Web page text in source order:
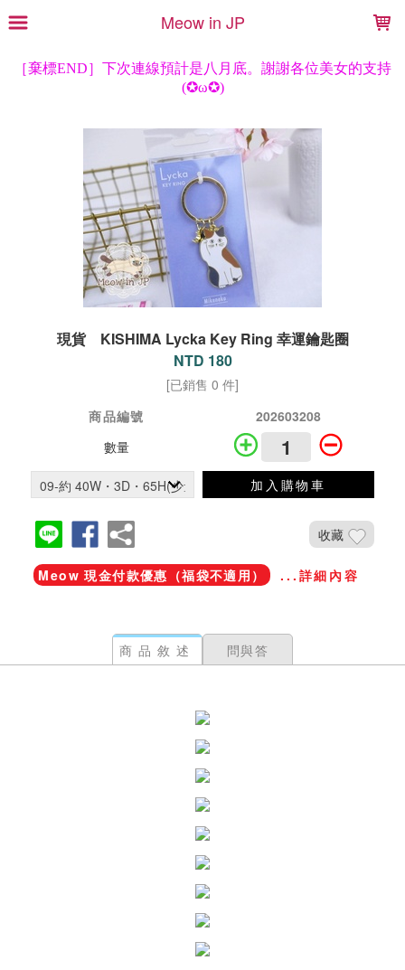
Meow in JP
現貨 KISHIMA Lycka Key Ring 幸運鑰匙圈
NTD 180
[已銷售 0 件]
商品編號
202603208
數量
加入購物車
收藏
Meow 現金付款優惠（福袋不適用） ...詳細內容
商品敘述 問與答